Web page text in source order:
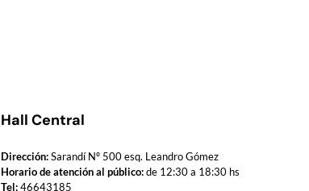
Hall Central
Dirección:Sarandí Nº 500 esq. Leandro Gómez
Horario de atención al público:de 12:30 a 18:30 hs
Tel:46643185